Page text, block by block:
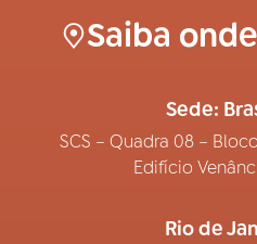
Saiba
Sede:
SCS – Quadra 08 –
Edifício
Rio de